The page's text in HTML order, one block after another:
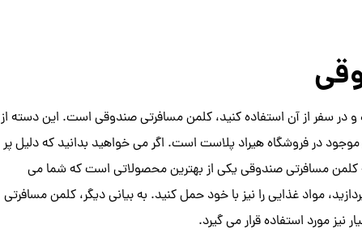
و در سفر از آن استفاده کنید، کلمن مسافرتی صندوقی است. این دسته از
در فروشگاه هیراد پلاست است. اگر می خواهید بدانید که دلیل پر
مسافرتی صندوقی یکی از بهترین محصولاتی است که شما می
مواد غذایی را نیز با خود حمل کنید. به بیانی دیگر، کلمن مسافرتی
مورد استفاده قرار می گیرد.